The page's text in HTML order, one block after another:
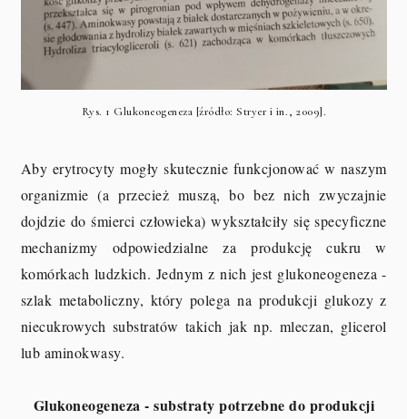
Rys. 1 Glukoneogeneza [źródło: Stryer i in., 2009].
Aby erytrocyty mogły skutecznie funkcjonować w naszym
organizmie (a przecież muszą, bo bez nich zwyczajnie
dojdzie do śmierci człowieka) wykształciły się specyficzne
mechanizmy odpowiedzialne za produkcję cukru w
komórkach ludzkich. Jednym z nich jest glukoneogeneza -
szlak metaboliczny, który polega na produkcji glukozy z
niecukrowych substratów takich jak np. mleczan, glicerol
lub aminokwasy.
Glukoneogeneza - substraty potrzebne do produkcji